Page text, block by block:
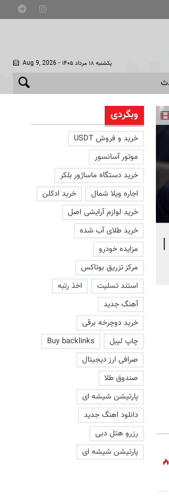
Aug 9, 2026 - یکشنبه ۱۸ مرداد ۱۴۰۵
|
تصویری دردناک از دلفینی
یک هفته کنار جسد
ماند | ویدئو
وبگردی
خرید و فروش USDT
موتور آسانسور
خرید دستگاه ماساژور بلکر
اجاره ویلا شمال
خرید ادکلن
خرید لوازم آرایشی اصل
خرید طلای آب شده
مزایده خودرو
مرکز تزریق بوتاکس
استند تسلیت
اخذ رتبه
آهنگ جدید
خرید دوچرخه برقی
چاپ لیبل
Buy backlinks
صرافی ارز دیجیتال
صندوق طلا
پارتیشن شیشه ای
دانلود اهنگ جدید
رزرو هتل دبی
پارتیشن شیشه ای